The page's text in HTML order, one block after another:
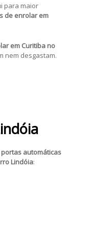
para maior
de enrolar em
em Curitiba no
nem desgastam.
portas automáticas
Lindóia: